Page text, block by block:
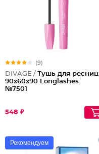
(9)
DIVAGE / Тушь для ресниц
90x60x90 Longlashes
№7501
548 ₽
Рекомендуем